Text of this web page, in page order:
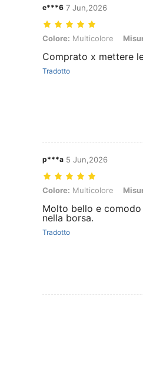
e***6 7 Jun,2026
Colore: Multicolore, Misure:
Colore: Multicolore
Comprato x mettere
Tradotto
p***a 5 Jun,2026
Colore: Multicolore, Misure:
Colore: Multicolore
Molto bello e
nella borsa.
Tradotto